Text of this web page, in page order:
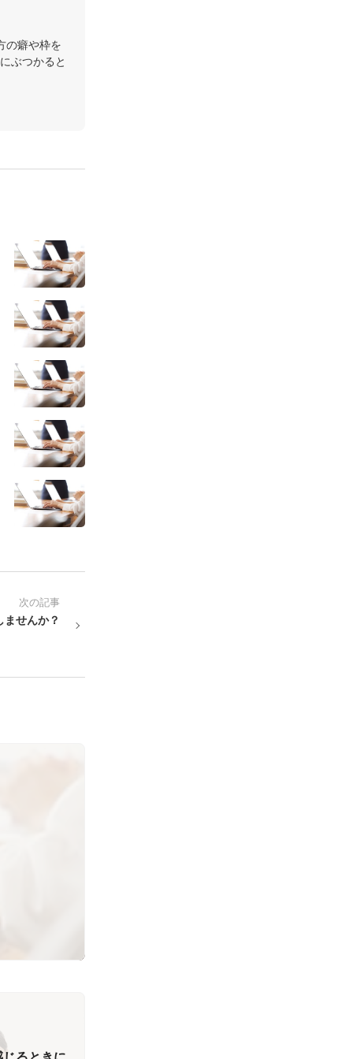
の癖や枠を
ぶつかると
次の記事
ませんか？